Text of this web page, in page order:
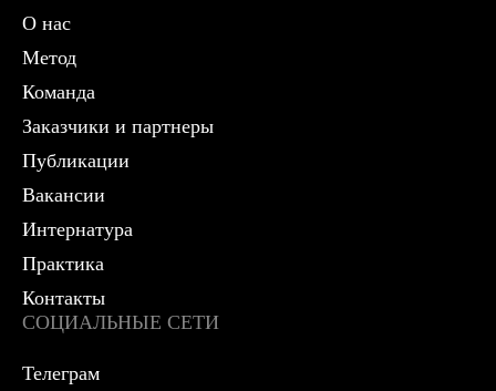
О нас
Метод
Команда
Заказчики и партнеры
Публикации
Вакансии
Интернатура
Практика
Контакты
СОЦИАЛЬНЫЕ СЕТИ
Телеграм